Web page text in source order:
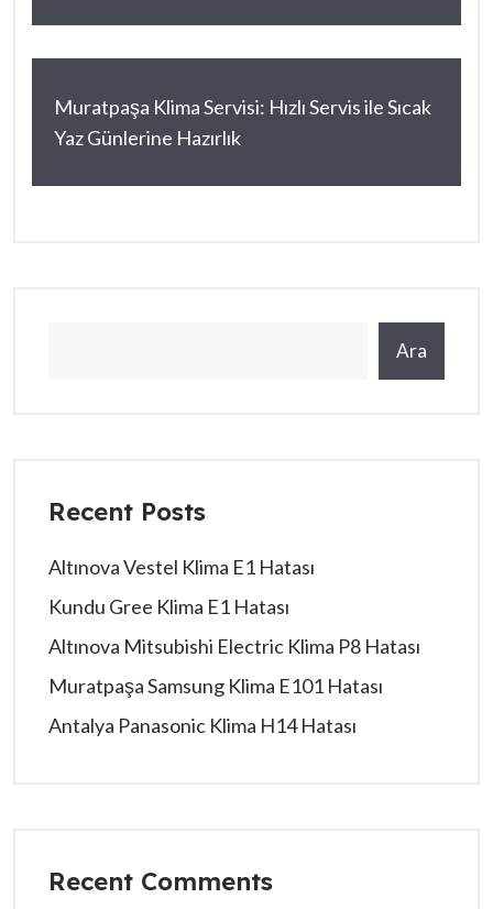
Muratpaşa Klima Servisi: Hızlı Servis ile Sıcak
Yaz Günlerine Hazırlık
Ara
Recent Posts
Altınova Vestel Klima E1 Hatası
Kundu Gree Klima E1 Hatası
Altınova Mitsubishi Electric Klima P8 Hatası
Muratpaşa Samsung Klima E101 Hatası
Antalya Panasonic Klima H14 Hatası
Recent Comments